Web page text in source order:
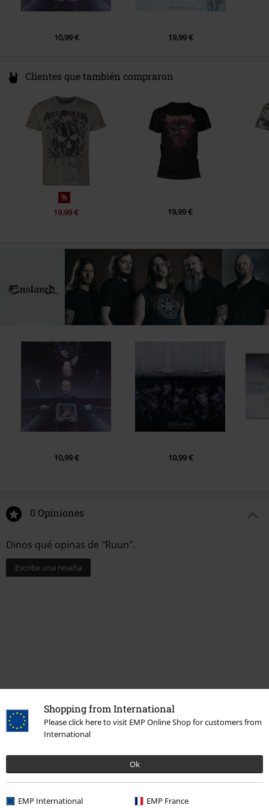
Shopping from International
Please click here to visit EMP Online Shop for customers from
International
Ok
EMP International EMP France
Heir to the cosmic seed
10,99 € 19,99 €
Clientes que también compraron
%
19,99 € 19,99 €
10,99 € 10,99 €
0 Opiniones
Dinos qué opinas de "Ruun".
Escribe una reseña
Más categorías. Más opciones
Band Merch Media CDs
Ofertas % Media CDs